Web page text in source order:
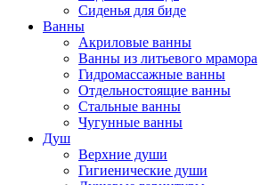
Сиденья для биде
Ванны
Акриловые ванны
Ванны из литьевого мрамора
Гидромассажные ванны
Отдельностоящие ванны
Стальные ванны
Чугунные ванны
Душ
Верхние души
Гигиенические души